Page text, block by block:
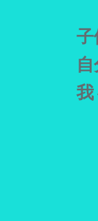
子
我